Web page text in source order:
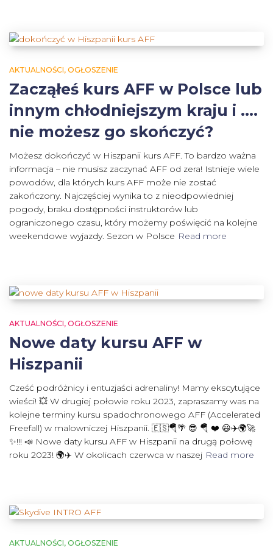
AKTUALNOŚCI OGŁOSZENIE
Zacząłeś kurs AFF w Polsce lub
innym chłodniejszym kraju i ….
nie możesz go skończyć?
Możesz dokończyć w Hiszpanii kurs AFF. To bardzo ważna
informacja – nie musisz zaczynać AFF od zera! Istnieje wiele
powodów, dla których kurs AFF może nie zostać
zakończony. Najczęściej wynika to z nieodpowiedniej
pogody, braku dostępności instruktorów lub
ograniczonego czasu, który możemy poświęcić na kolejne
weekendowe wyjazdy. Sezon w Polsce Read more
AKTUALNOŚCI OGŁOSZENIE
Nowe daty kursu AFF w
Hiszpanii
Cześć podróżnicy i entuzjaści adrenaliny! Mamy ekscytujące
wieści! 💥 W drugiej połowie roku 2023, zapraszamy was na
kolejne terminy kursu spadochronowego AFF (Accelerated
Freefall) w malowniczej Hiszpanii. 🇪🇸🪂🌴 😎 🪂 ❤️ 😃✈️🌍🚀
✨!!! 📣 Nowe daty kursu AFF w Hiszpanii na drugą połowę
roku 2023! 🌍✈️ W okolicach czerwca w naszej Read more
AKTUALNOŚCI OGŁOSZENIE